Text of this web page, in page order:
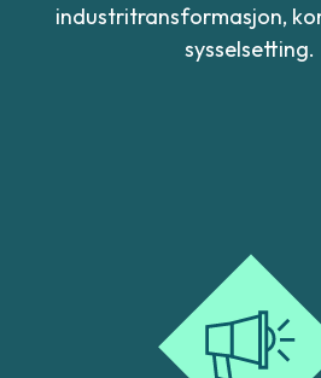
industritransformasjon,
sysselsetting.